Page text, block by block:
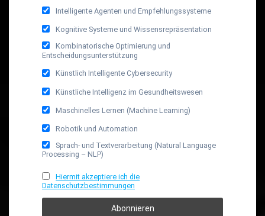
Intelligente Agenten und Empfehlungssysteme
Kognitive Systeme und Wissensrepräsentation
Kombinatorische Optimierung und
Entscheidungsunterstützung
Künstlich Intelligente Cybersecurity
Künstliche Intelligenz im Gesundheitswesen
Maschinelles Lernen (Machine Learning)
Robotik und Automation
Sprach- und Textverarbeitung (Natural Language
Processing – NLP)
Hiermit akzeptiere ich die
Datenschutzbestimmungen